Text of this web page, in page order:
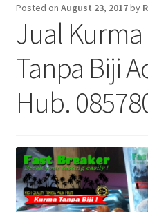
Cara Order
Hubungi Kami
Posted on August 23, 2017by
Jual Kurma
Tanpa Biji
Hub.